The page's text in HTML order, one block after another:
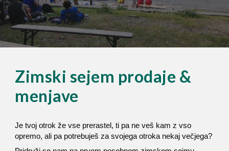
Zimski sejem prodaje &
menjave
Je tvoj otrok že vse prerastel, ti pa ne veš kam z vso
opremo, ali pa potrebuješ za svojega otroka nekaj večjega?